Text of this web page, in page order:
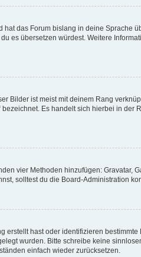
das Forum bislang in deine Sprache
es übersetzen würdest. Weitere
Bilder ist meist mit deinem Rang
Es handelt sich hierbei in
vier Methoden hinzufügen: Gravatar,
solltest du die Board-Administration
hast oder identifizieren
wurden. Bitte schreibe keine
einfach wieder zurücksetzen.